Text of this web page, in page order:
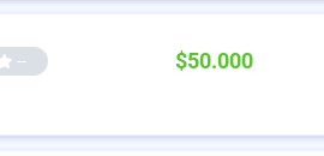
-- $50.000